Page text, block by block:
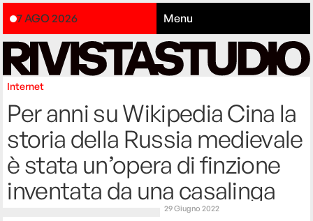
7 AGO 2026 Menu
Internet
Per anni su Wikipedia Cina la
storia della Russia medievale
è stata un’opera di finzione
inventata da una casalinga
29 Giugno 2022